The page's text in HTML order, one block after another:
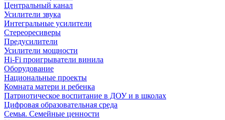
Центральный канал
Усилители звука
Интегральные усилители
Стереоресиверы
Предусилители
Усилители мощности
Hi-Fi проигрыватели винила
Оборудование
Национальные проекты
Комната матери и ребенка
Патриотическое воспитание в ДОУ и в школах
Цифровая образовательная среда
Семья. Семейные ценности